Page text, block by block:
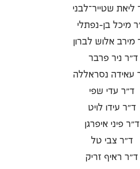
ליאת שטייר־לבני
מיכל בן-נפתלי
מירב אלוש לברון
ד"ר ניר פרבר
עאידה נסראללה
ד"ר עדי שפי
ד"ר עידו לויט
ד"ר פיני איפרגן
ד"ר צבי טל
ד"ר ראיף זריק